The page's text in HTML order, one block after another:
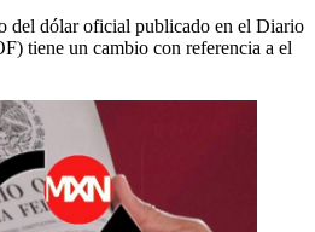
del dólar oficial publicado en el Diario
tiene un cambio con referencia a el